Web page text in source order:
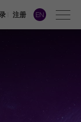
注册 EN